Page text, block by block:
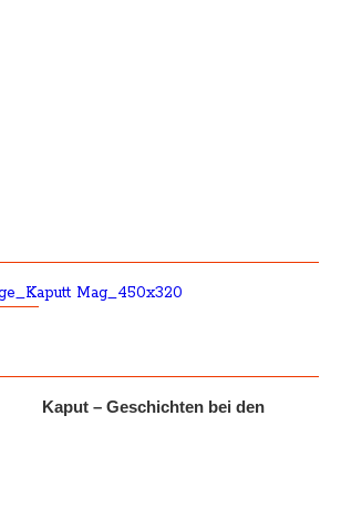
Kaput – Geschichten bei den